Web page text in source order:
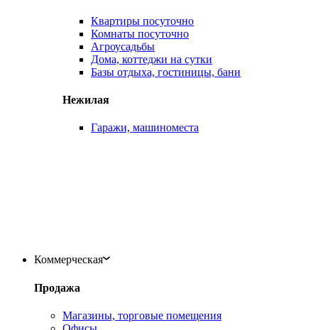
Квартиры посуточно
Комнаты посуточно
Агроусадьбы
Дома, коттеджи на сутки
Базы отдыха, гостиницы, бани
Нежилая
Гаражи, машиноместа
Коммерческая
Продажа
Магазины, торговые помещения